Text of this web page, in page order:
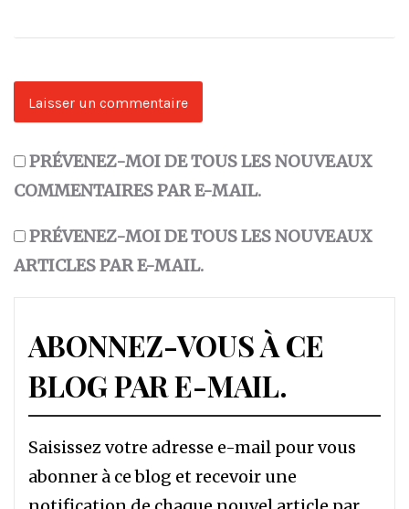
PRÉVENEZ-MOI DE TOUS LES NOUVEAUX
COMMENTAIRES PAR E-MAIL.
PRÉVENEZ-MOI DE TOUS LES NOUVEAUX
ARTICLES PAR E-MAIL.
ABONNEZ-VOUS À CE
BLOG PAR E-MAIL.
Saisissez votre adresse e-mail pour vous
abonner à ce blog et recevoir une